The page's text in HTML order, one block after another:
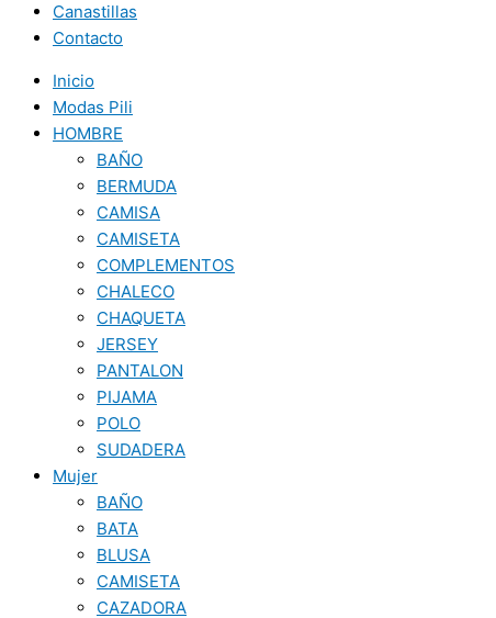
Canastillas
Contacto
Inicio
Modas Pili
HOMBRE
BAÑO
BERMUDA
CAMISA
CAMISETA
COMPLEMENTOS
CHALECO
CHAQUETA
JERSEY
PANTALON
PIJAMA
POLO
SUDADERA
Mujer
BAÑO
BATA
BLUSA
CAMISETA
CAZADORA